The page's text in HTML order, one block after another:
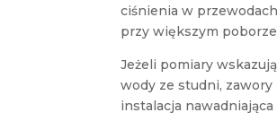
ciśnienia w
przy większym
Jeżeli pomiary
wody ze studni,
instalacja